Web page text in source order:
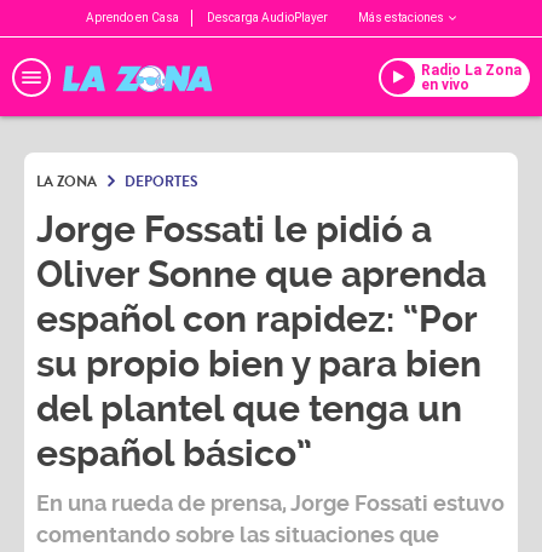
Aprendo en Casa Descarga AudioPlayer Más estaciones
Radio La Zona
en vivo
LA ZONA DEPORTES
Jorge Fossati le pidió a
Oliver Sonne que aprenda
español con rapidez: “Por
su propio bien y para bien
del plantel que tenga un
español básico”
En una rueda de prensa,Jorge Fossati estuvo
comentando sobre las situaciones que